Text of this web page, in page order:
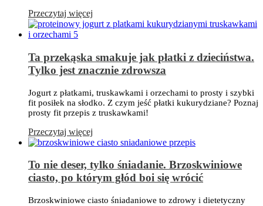
Przeczytaj więcej
Ta przekąska smakuje jak płatki z dzieciństwa.
Tylko jest znacznie zdrowsza
Jogurt z płatkami, truskawkami i orzechami to prosty i szybki
fit posiłek na słodko. Z czym jeść płatki kukurydziane? Poznaj
prosty fit przepis z truskawkami!
Przeczytaj więcej
To nie deser, tylko śniadanie. Brzoskwiniowe
ciasto, po którym głód boi się wrócić
Brzoskwiniowe ciasto śniadaniowe to zdrowy i dietetyczny